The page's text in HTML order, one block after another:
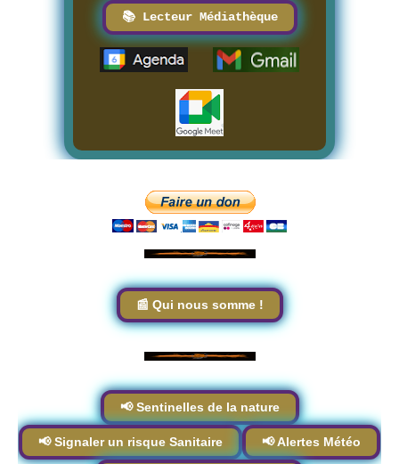
📚 Lecteur Médiathèque
📰 Qui nous somme !
📢 Sentinelles de la nature
📢 Signaler un risque Sanitaire 📢 Alertes Météo